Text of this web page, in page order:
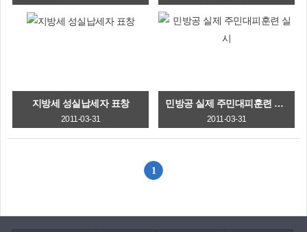
지방세 성실납세자 표창
2011-03-31
민방공 실제 주민대피훈련 실시
2011-03-31
1